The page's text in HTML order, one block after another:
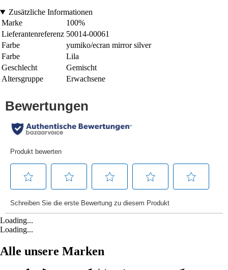
Zusätzliche Informationen
Marke
100%
Lieferantenreferenz 50014-00061
Farbe
yumiko/ecran mirror silver
Farbe
Lila
Geschlecht
Gemischt
Altersgruppe
Erwachsene
Loading...
Loading...
Alle unsere Marken